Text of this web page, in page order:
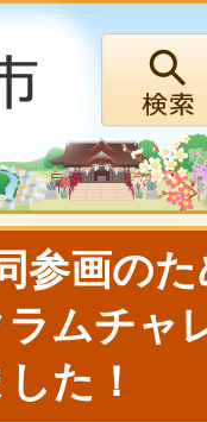
参画の
ムチャ
た！